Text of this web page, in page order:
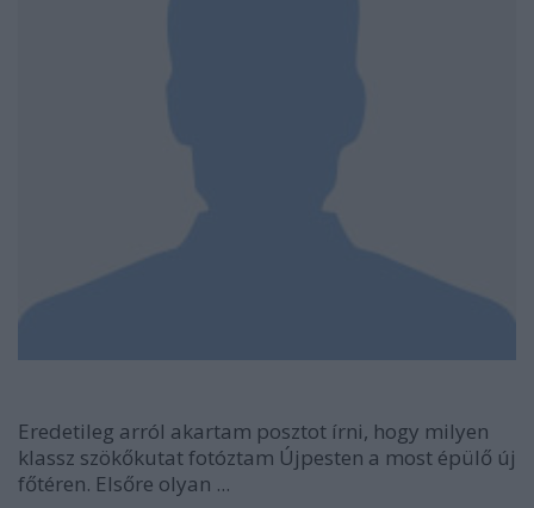
Eredetileg arról akartam posztot írni, hogy milyen
klassz szökőkutat fotóztam Újpesten a most épülő új
főtéren. Elsőre olyan ...